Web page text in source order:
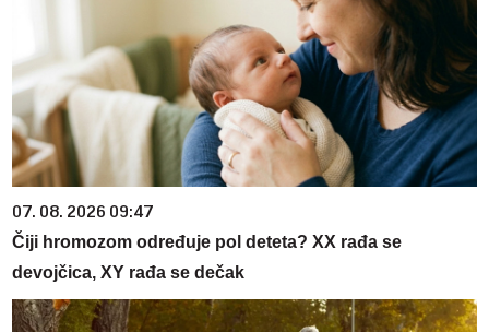
07. 08. 2026 09:47
Čiji hromozom određuje pol deteta? XX rađa se
devojčica, XY rađa se dečak